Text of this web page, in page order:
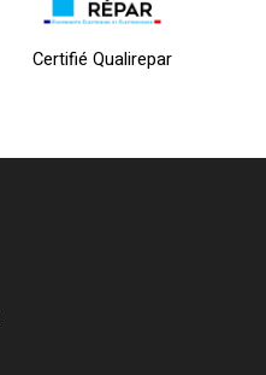
Certifié Qualirepar